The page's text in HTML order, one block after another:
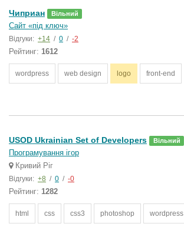
Чиприан Вільний
Сайт «під ключ»
Відгуки: +14 / 0 / -2
Рейтинг: 1612
wordpress web design logo front-end
USOD Ukrainian Set of Developers Вільний
Програмування ігор
Кривий Ріг
Відгуки: +8 / 0 / -0
Рейтинг: 1282
html css css3 photoshop wordpress